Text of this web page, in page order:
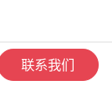
联系我们